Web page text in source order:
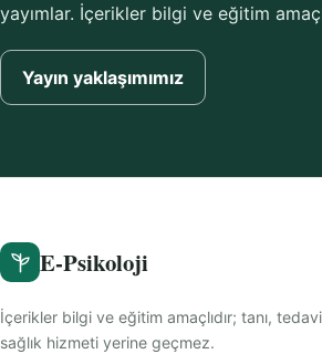
yayımlar. İçerikler bilgi ve eğitim
Yayın yaklaşımımız
E-Psikoloji
İçerikler bilgi ve eğitim amaçlıdır; tanı,
sağlık hizmeti yerine geçmez.